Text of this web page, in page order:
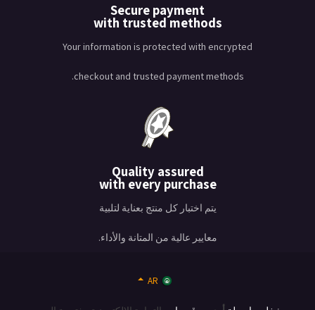
Secure payment
with trusted methods
Your information is protected with encrypted
checkout and trusted payment methods.
Quality assured
with every purchase
يتم اختبار كل منتج بعناية لتلبية
معايير عالية من المتانة والأداء.
AR